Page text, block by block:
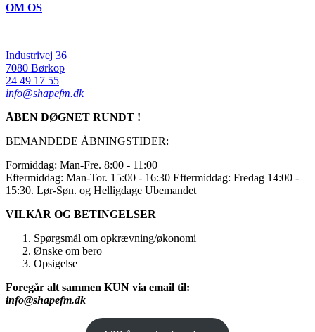
OM OS
Industrivej 36
7080 Børkop
24 49 17 55
info@shapefm.dk
ÅBEN DØGNET RUNDT !
BEMANDEDE ÅBNINGSTIDER:
Formiddag: Man-Fre. 8:00 - 11:00
Eftermiddag: Man-Tor. 15:00 - 16:30 Eftermiddag: Fredag 14:00 -
15:30. Lør-Søn. og Helligdage Ubemandet
VILKÅR OG BETINGELSER
Spørgsmål om opkrævning/økonomi
Ønske om bero
Opsigelse
Foregår alt sammen KUN via email til:
info@shapefm.dk